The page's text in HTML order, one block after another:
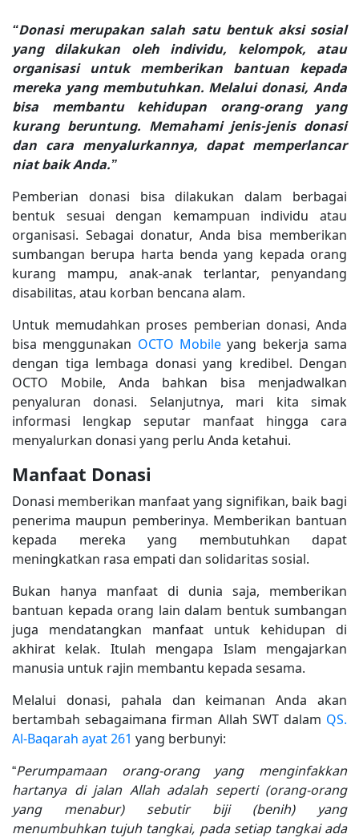
“Donasi merupakan salah satu bentuk aksi sosial
yang dilakukan oleh individu, kelompok, atau
organisasi untuk memberikan bantuan kepada
mereka yang membutuhkan. Melalui donasi, Anda
bisa membantu kehidupan orang-orang yang
kurang beruntung. Memahami jenis-jenis donasi
dan cara menyalurkannya, dapat memperlancar
niat baik Anda.”
Pemberian donasi bisa dilakukan dalam berbagai
bentuk sesuai dengan kemampuan individu atau
organisasi. Sebagai donatur, Anda bisa memberikan
sumbangan berupa harta benda yang kepada orang
kurang mampu, anak-anak terlantar, penyandang
disabilitas, atau korban bencana alam.
Untuk memudahkan proses pemberian donasi, Anda
bisa menggunakan OCTO Mobileyang bekerja sama
dengan tiga lembaga donasi yang kredibel. Dengan
OCTO Mobile, Anda bahkan bisa menjadwalkan
penyaluran donasi. Selanjutnya, mari kita simak
informasi lengkap seputar manfaat hingga cara
menyalurkan donasi yang perlu Anda ketahui.
Manfaat Donasi
Donasi memberikan manfaat yang signifikan, baik bagi
penerima maupun pemberinya. Memberikan bantuan
kepada mereka yang membutuhkan dapat
meningkatkan rasa empati dan solidaritas sosial.
Bukan hanya manfaat di dunia saja, memberikan
bantuan kepada orang lain dalam bentuk sumbangan
juga mendatangkan manfaat untuk kehidupan di
akhirat kelak. Itulah mengapa Islam mengajarkan
manusia untuk rajin membantu kepada sesama.
Melalui donasi, pahala dan keimanan Anda akan
bertambah sebagaimana firman Allah SWT dalam QS.
Al-Baqarah ayat 261 yang berbunyi:
“Perumpamaan orang-orang yang menginfakkan
hartanya di jalan Allah adalah seperti (orang-orang
yang menabur) sebutir biji (benih) yang
menumbuhkan tujuh tangkai, pada setiap tangkai ada